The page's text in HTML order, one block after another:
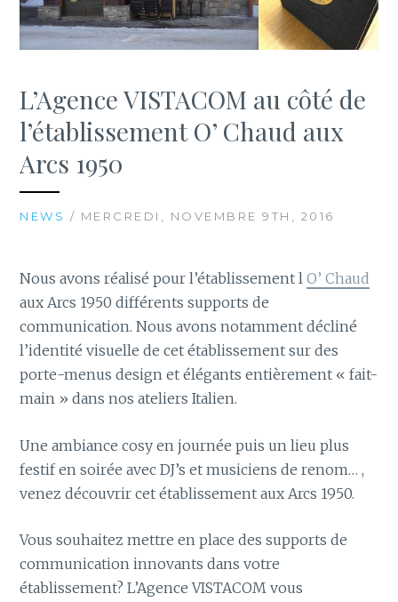
L’Agence VISTACOM au côté de
l’établissement O’ Chaud aux
Arcs 1950
NEWS / MERCREDI, NOVEMBRE 9TH, 2016
Nous avons réalisé pour l’établissement lO’ Chaud
aux Arcs 1950 différents supports de
communication. Nous avons notamment décliné
l’identité visuelle de cet établissement sur des
porte-menus design et élégants entièrement « fait-
main » dans nos ateliers Italien.
Une ambiance cosy en journée puis un lieu plus
festif en soirée avec DJ’s et musiciens de renom… ,
venez découvrir cet établissement aux Arcs 1950.
Vous souhaitez mettre en place des supports de
communication innovants dans votre
établissement? L’Agence VISTACOM vous